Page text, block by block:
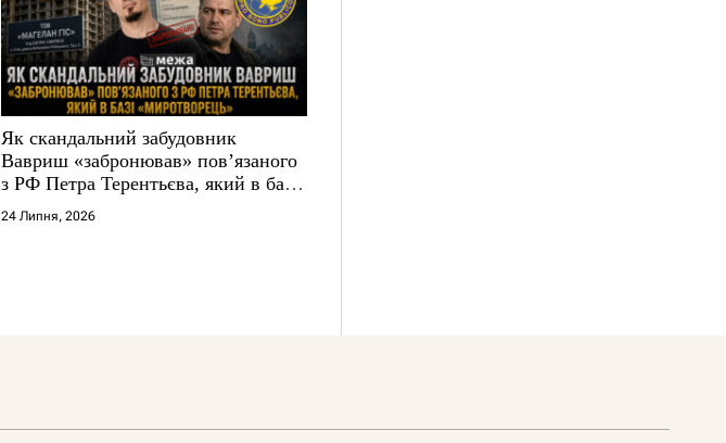
Як скандальний забудовник
Вавриш «забронював» повʼязаного
з РФ Петра Терентьєва, який в базі
«Миротворець»
24 Липня, 2026